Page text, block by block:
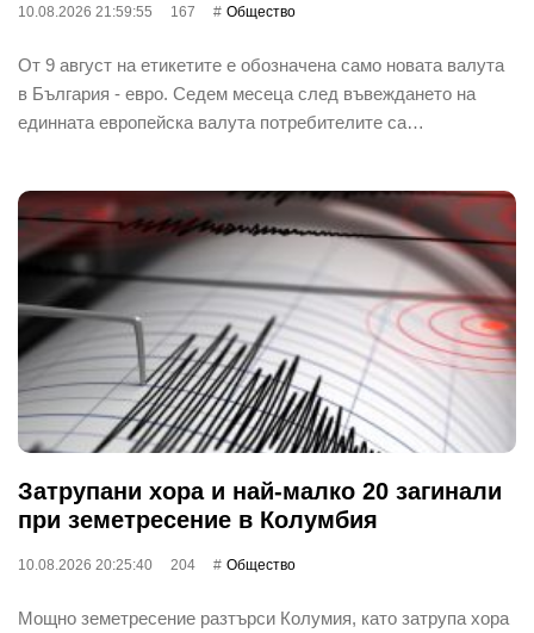
10.08.2026 21:59:55 167 Общество
От 9 август на етикетите е обозначена само новата валута
в България - евро. Седем месеца след въвеждането на
единната европейска валута потребителите са…
Затрупани хора и най-малко 20 загинали
при земетресение в Колумбия
10.08.2026 20:25:40 204 Общество
Мощно земетресение разтърси Колумия, като затрупа хора